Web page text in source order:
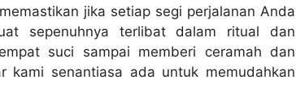
jika setiap segi perjalanan Anda
sepenuhnya terlibat dalam ritual dan
suci sampai memberi ceramah dan
kami senantiasa ada untuk memudahkan